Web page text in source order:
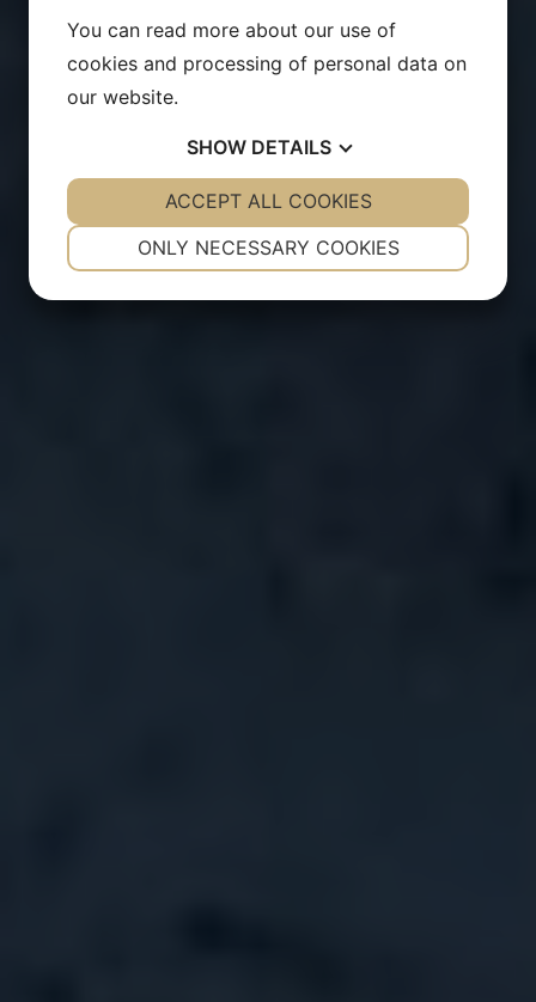
You can read more about our use of
cookies and processing of personal data on
our website.
SHOW DETAILS
YES NO YES NO
ONLY NECESSARY COOKIES
ACCEPT ALL COOKIES